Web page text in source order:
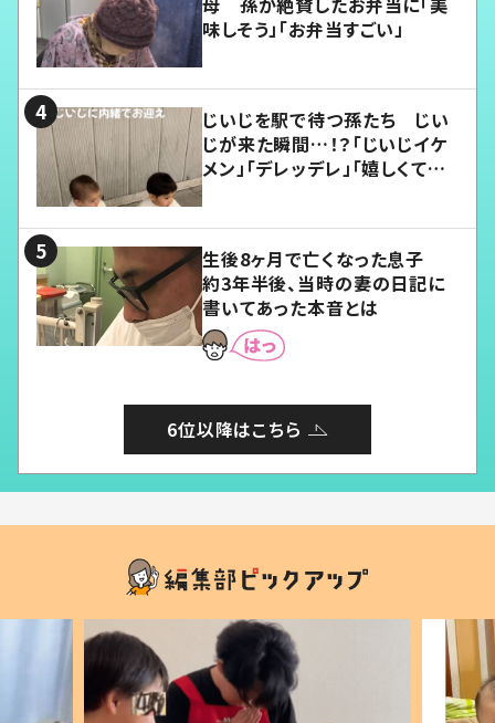
味しそう」「お弁当すごい」
じいじを駅で待つ孫たち じい
じが来た瞬間…！？「じいじイケ
メン」「デレッデレ」「嬉しくて可
生後8ヶ月で亡くなった息子
約3年半後、当時の妻の日記に
書いてあった本音とは
6位以降はこちら